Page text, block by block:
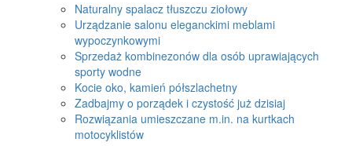
Naturalny spalacz tłuszczu ziołowy
Urządzanie salonu eleganckimi meblami
wypoczynkowymi
Sprzedaż kombinezonów dla osób uprawiających
sporty wodne
Kocie oko, kamień półszlachetny
Zadbajmy o porządek i czystość już dzisiaj
Rozwiązania umieszczane m.in. na kurtkach
motocyklistów